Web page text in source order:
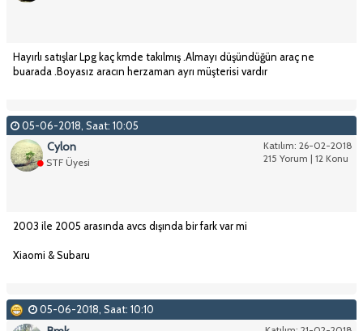
Hayırlı satışlar Lpg kaç kmde takılmış .Almayı düşündüğün araç ne
buarada .Boyasız aracın herzaman ayrı müşterisi vardır
05-06-2018, Saat: 10:05
Katılım: 26-02-2018
215 Yorum | 12 Konu
Cylon
STF Üyesi
2003 ile 2005 arasında avcs dışında bir fark var mi
Xiaomi & Subaru
05-06-2018, Saat: 10:10